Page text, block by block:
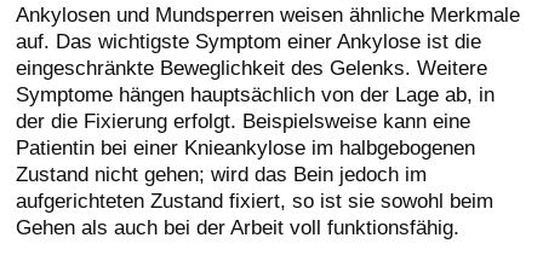
Ankylosen und Mundsperren weisen ähnliche Merkmale
auf. Das wichtigste Symptom einer Ankylose ist die
eingeschränkte Beweglichkeit des Gelenks. Weitere
Symptome hängen hauptsächlich von der Lage ab, in
der die Fixierung erfolgt. Beispielsweise kann eine
Patientin bei einer Knieankylose im halbgebogenen
Zustand nicht gehen; wird das Bein jedoch im
aufgerichteten Zustand fixiert, so ist sie sowohl beim
Gehen als auch bei der Arbeit voll funktionsfähig.